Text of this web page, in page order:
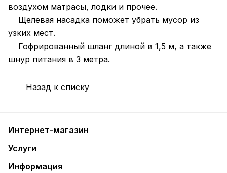
воздухом матрасы, лодки и прочее.
Щелевая насадка поможет убрать мусор из
узких мест.
Гофрированный шланг длиной в 1,5 м, а также
шнур питания в 3 метра.
Назад к списку
Интернет-магазин
Услуги
Информация